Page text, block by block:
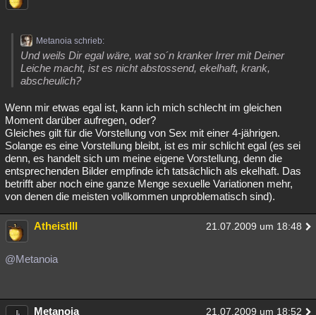
Metanoia schrieb:
Und weils Dir egal wäre, wat so´n kranker Irrer mit Deiner
Leiche macht, ist es nicht abstossend, ekelhaft, krank,
abscheulich?
Wenn mir etwas egal ist, kann ich mich schlecht im gleichen
Moment darüber aufregen, oder?
Gleiches gilt für die Vorstellung von Sex mit einer 4-jährigen.
Solange es eine Vorstellung bleibt, ist es mir schlicht egal (es sei
denn, es handelt sich um meine eigene Vorstellung, denn die
entsprechenden Bilder empfinde ich tatsächlich als ekelhaft. Das
betrifft aber noch eine ganze Menge sexuelle Variationen mehr,
von denen die meisten vollkommen unproblematisch sind).
AtheistIII 21.07.2009 um 18:48
@Metanoia
Metanoia 21.07.2009 um 18:52